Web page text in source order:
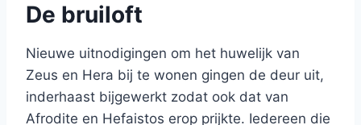
De bruiloft
Nieuwe uitnodigingen om het huwelijk van
Zeus en Hera bij te wonen gingen de deur uit,
inderhaast bijgewerkt zodat ook dat van
Afrodite en Hefaistos erop prijkte. Iedereen die